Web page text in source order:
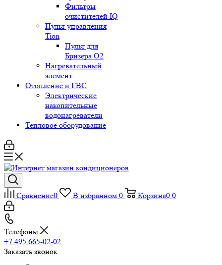
Фильтры
очистителей IQ
Пульт управления
Tion
Пульт для
Бризера O2
Нагревательный
элемент
Отопление и ГВС
Электрические
накопительные
водонагреватели
Тепловое оборудование
Сравнение0 В избранном 0 Корзина0 0
Телефоны
+7 495 665-02-02
Заказать звонок